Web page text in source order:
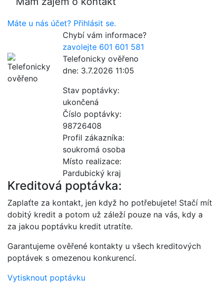
Máte u nás účet? Přihlásit se.
Chybí vám informace?
zavolejte 601 601 581
Telefonicky ověřeno
dne: 3.7.2026 11:05
Stav poptávky:
ukončená
Číslo poptávky:
98726408
Profil zákazníka:
soukromá osoba
Místo realizace:
Pardubický kraj
Kreditová poptávka:
Zaplaťte za kontakt, jen když ho potřebujete! Stačí mít
dobitý kredit a potom už záleží pouze na vás, kdy a
za jakou poptávku kredit utratíte.
Garantujeme ověřené kontakty u všech kreditových
poptávek s omezenou konkurencí.
Vytisknout poptávku